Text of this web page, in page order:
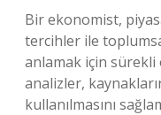
Bir ekonomist,
tercihler ile
anlamak için
analizler,
kullanılmasını